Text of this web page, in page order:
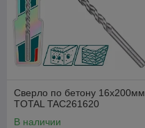
Сверло по бетону 16х200мм
TOTAL TAC261620
В наличии